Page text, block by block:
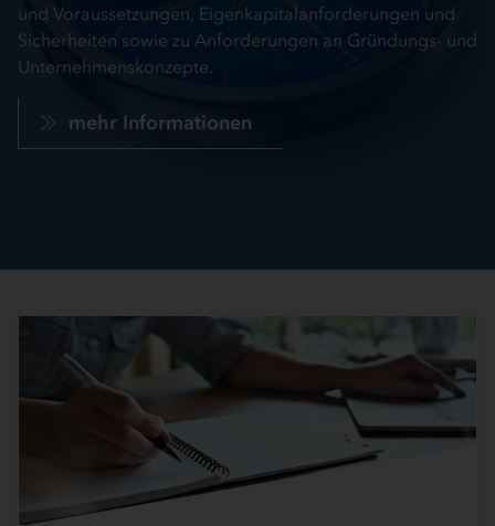
und Voraussetzungen, Eigenkapitalanforderungen und
Sicherheiten sowie zu Anforderungen an Gründungs- und
Unternehmenskonzepte.
mehr Informationen